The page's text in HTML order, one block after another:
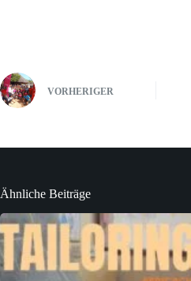
VORHERIGER
Ähnliche Beiträge